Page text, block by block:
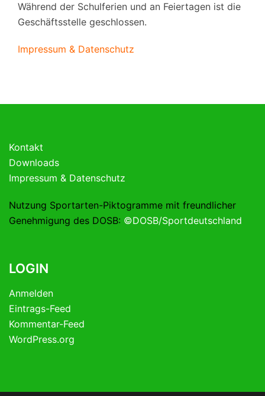
Während der Schulferien und an Feiertagen ist die
Geschäftsstelle geschlossen.
Impressum & Datenschutz
Kontakt
Downloads
Impressum & Datenschutz
Nutzung Sportarten-Piktogramme mit freundlicher
Genehmigung des DOSB: ©DOSB/Sportdeutschland
LOGIN
Anmelden
Eintrags-Feed
Kommentar-Feed
WordPress.org